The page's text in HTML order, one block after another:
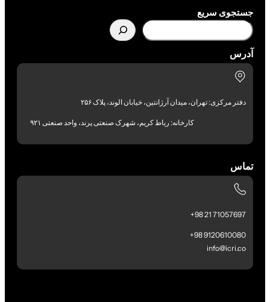
جستجوی سریع
آدرس
دفتر مرکزی: تهران، میدان آرژانتین، خیابان الوند، پلاک ۲۵۶
کارخانه: رباط کریم، شهرک صنعتی پرند، واحد صنعتی ۹۲۱
تماس
71057697 21 98+
9120610080 98+
info@icri.co